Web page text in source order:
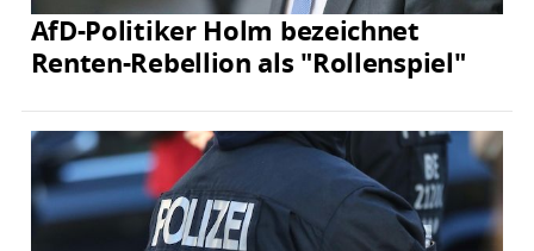
AfD-Politiker Holm bezeichnet
Renten-Rebellion als "Rollenspiel"